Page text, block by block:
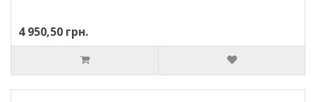
4 950,50 грн.